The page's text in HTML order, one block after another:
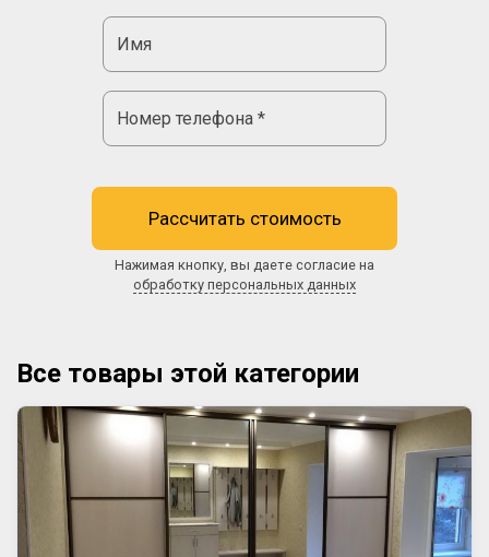
Рассчитать стоимость
Нажимая кнопку, вы даете согласие на
обработку персональных данных
Все товары этой категории